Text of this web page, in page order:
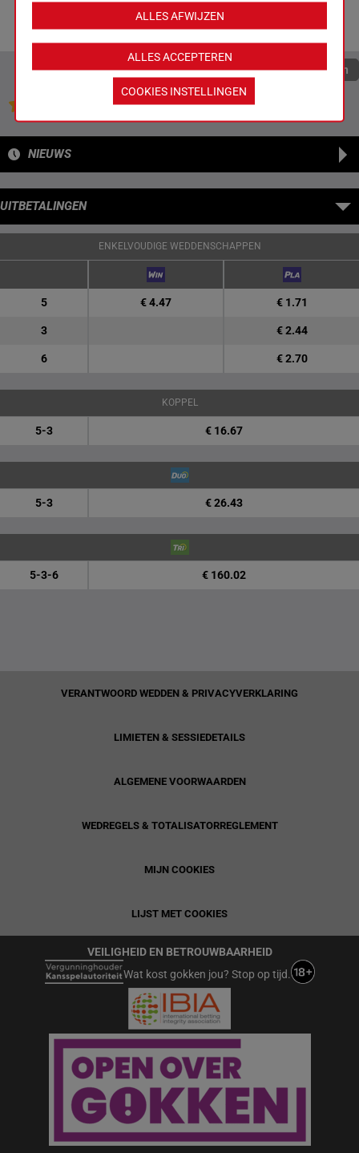
3p 2p (21) Qp
Quoteringen verversen
Jouw favoriete paarden
NIEUWS
UITBETALINGEN
ENKELVOUDIGE WEDDENSCHAPPEN
5 € 4.47 € 1.71
3 € 2.44
6 € 2.70
KOPPEL
5-3 € 16.67
5-3 € 26.43
5-3-6 € 160.02
VERANTWOORD WEDDEN & PRIVACYVERKLARING
LIMIETEN & SESSIEDETAILS
ALGEMENE VOORWAARDEN
WEDREGELS & TOTALISATORREGLEMENT
MIJN COOKIES
LIJST MET COOKIES
VEILIGHEID EN BETROUWBAARHEID
Wat kost gokken jou? Stop op tijd.
ALLES ACCEPTEREN
ALLES AFWIJZEN
COOKIES INSTELLINGEN